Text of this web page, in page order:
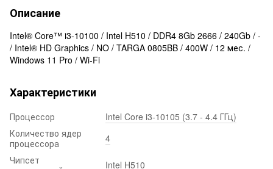
Описание
Intel® Core™ i3-10100 / Intel H510 / DDR4 8Gb 2666 / 240Gb / -
/ Intel® HD Graphics / NO / TARGA 0805BB / 400W / 12 мес. /
Windows 11 Pro / Wi-Fi
Характеристики
Процессор
Intel Core i3-10105 (3.7 - 4.4 ГГц)
Количество ядер
процессора
4
Чипсет
Intel H510